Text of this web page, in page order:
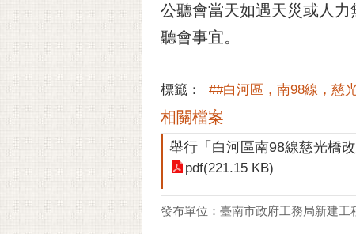
公聽會當天如遇天災或人
聽會事宜。
標籤： ##白河區，南98線，慈
相關檔案
舉行「白河區南98線慈光橋
pdf(221.15 KB)
發布單位：臺南市政府工務局新建工